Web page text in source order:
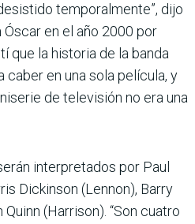
temporalmente”, dijo
en el año 2000 por
que la historia de la banda
caber en una sola película, y
de televisión no era una
interpretados por Paul
Dickinson (Lennon), Barry
(Harrison). “Son cuatro